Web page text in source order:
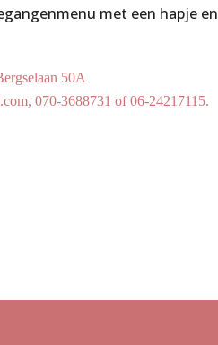
met een hapje en
50A
070-3688731 of 06-24217115.